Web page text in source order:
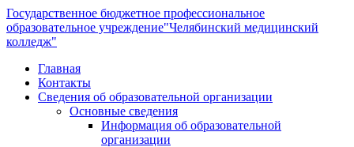
Государственное бюджетное профессиональное
образовательное учреждение"Челябинский медицинский
колледж"
Главная
Контакты
Сведения об образовательной организации
Основные сведения
Информация об образовательной
организации